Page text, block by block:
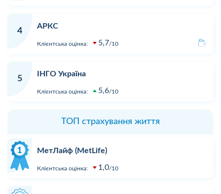
4
АРКС
Клієнтська оцінка: 5,7 10
5
ІНГО Україна
Клієнтська оцінка: 5,6 10
ТОП страхування життя
МетЛайф (MetLife)
Клієнтська оцінка: 1,0 10